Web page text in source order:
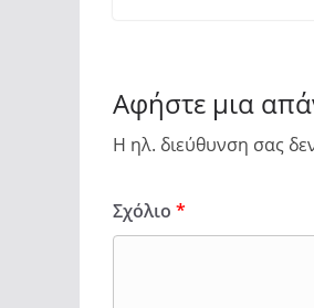
Αφήστε μια
Η ηλ. διεύθυνση σας
Σχόλιο *